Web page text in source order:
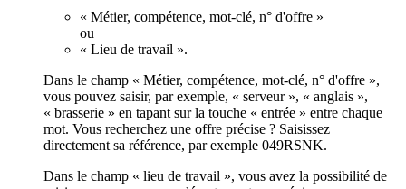
« Métier, compétence, mot-clé, n° d'offre »
ou
« Lieu de travail ».
Dans le champ « Métier, compétence, mot-clé, n° d'offre »,
vous pouvez saisir, par exemple, « serveur », « anglais »,
« brasserie » en tapant sur la touche « entrée » entre chaque
mot. Vous recherchez une offre précise ? Saisissez
directement sa référence, par exemple 049RSNK.
Dans le champ « lieu de travail », vous avez la possibilité de